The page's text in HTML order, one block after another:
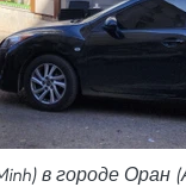
в городе